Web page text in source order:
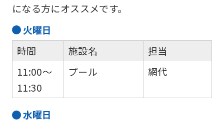
になる方にオススメです。
火曜日
時間
11:00～
11:30
施設名
プール
担当
網代
水曜日
Sports
website
automatically
into